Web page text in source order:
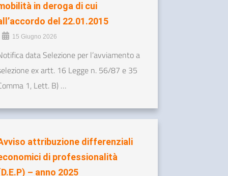
in deroga di cui
del 22.01.2015
15 Giugno 2026
data Selezione per l’avviamento a
ex artt. 16 Legge n. 56/87 e 35
1, Lett. B) …
attribuzione differenziali
di professionalità
– anno 2025